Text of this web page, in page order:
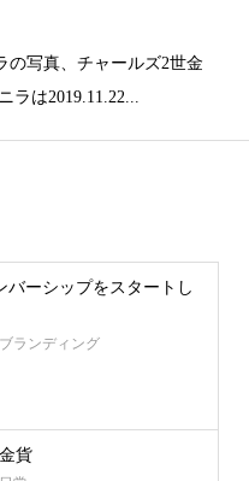
の写真、チャールズ2世金
は2019.11.22...
バーシップをスタートし
ブランディング
貨